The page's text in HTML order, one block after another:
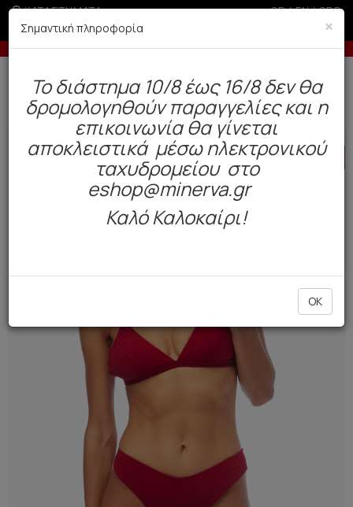
ΚΑΤΑΣΤΗΜΑΤΑ GR|EN|SRB
-10% σε παραγγελίες άνω των 200€
Δωρεάν αποστολή άνω των 49€. Παράδοση σε 3-5 εργάσιμες.
BAZAAR Γυναίκα Μαγιό
HOT
×
Σημαντική πληροφορία
To διάστημα 10/8 έως 16/8 δεν θα
δρομολογηθούν παραγγελίες και η
επικοινωνία θα γίνεται
αποκλειστικά μέσω ηλεκτρονικού
ταχυδρομείου στο
eshop@minerva.gr
Καλό Καλοκαίρι!
OK